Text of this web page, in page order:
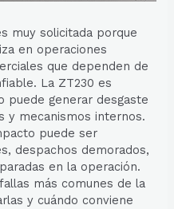
muy solicitada porque
en operaciones
que dependen de
La ZT230 es
puede generar desgaste
y mecanismos internos.
puede ser
despachos demorados,
en la operación.
más comunes de la
y cuándo conviene